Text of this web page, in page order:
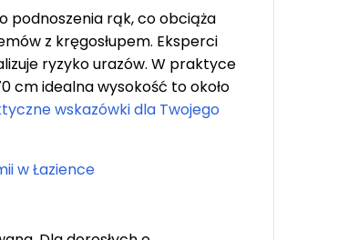
podnoszenia rąk, co obciąża
z kręgosłupem. Eksperci
ryzyko urazów. W praktyce
cm idealna wysokość to około
wskazówki dla Twojego
w Łazience